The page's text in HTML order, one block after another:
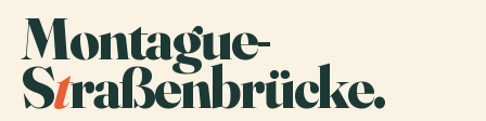
Montague-
Straßenbrücke.